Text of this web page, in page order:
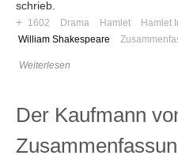
schrieb.
+ 1602 Drama Hamlet Hamlet
William Shakespeare
Weiterlesen
Der Kaufmann